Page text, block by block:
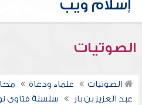
الصوتيات
الصوتيات علماء ودعاة
عبد العزيز بن باز
سلسلة فتاوى